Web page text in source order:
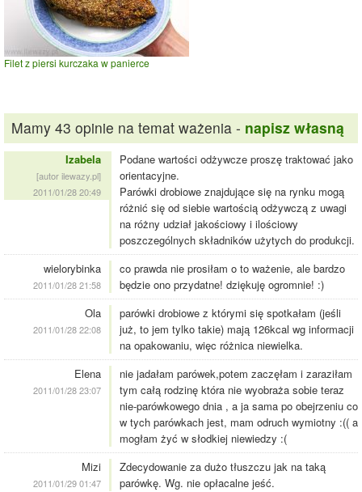
Filet z piersi kurczaka w panierce
Mamy 43 opinie na temat ważenia - napisz własną
Izabela
[autor ilewazy.pl]
2011/01/28 20:49
Podane wartości odżywcze proszę traktować jako
orientacyjne.
Parówki drobiowe znajdujące się na rynku mogą
różnić się od siebie wartością odżywczą z uwagi
na różny udział jakościowy i ilościowy
poszczególnych składników użytych do produkcji.
wielorybinka
2011/01/28 21:58
co prawda nie prosiłam o to ważenie, ale bardzo
będzie ono przydatne! dziękuję ogromnie! :)
Ola
2011/01/28 22:08
parówki drobiowe z którymi się spotkałam (jeśli
już, to jem tylko takie) mają 126kcal wg informacji
na opakowaniu, więc różnica niewielka.
Elena
2011/01/28 23:07
nie jadałam parówek,potem zaczęłam i zaraziłam
tym całą rodzinę która nie wyobraża sobie teraz
nie-parówkowego dnia , a ja sama po obejrzeniu co
w tych parówkach jest, mam odruch wymiotny :(( a
mogłam żyć w słodkiej niewiedzy :(
Mizi
2011/01/29 01:47
Zdecydowanie za dużo tłuszczu jak na taką
parówkę. Wg. nie opłacalne jeść.